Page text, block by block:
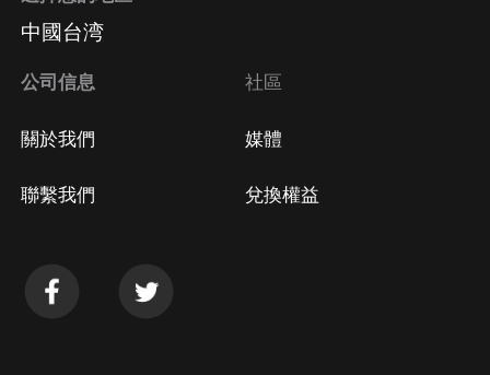
中國台湾
公司信息
關於我們
聯繫我們
社區
媒體
兌換權益